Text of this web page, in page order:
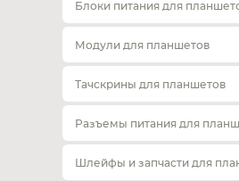
Блоки питания для
Модули для планшетов
Тачскрины для планшетов
Разъемы питания для
Шлейфы и запчасти для